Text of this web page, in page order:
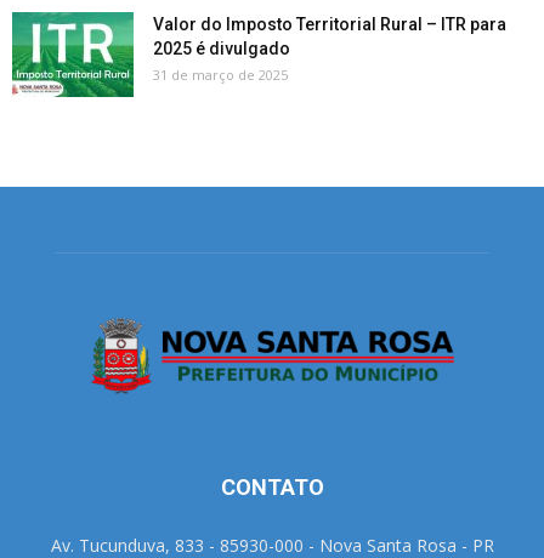
Valor do Imposto Territorial Rural – ITR para
2025 é divulgado
31 de março de 2025
CONTATO
Av. Tucunduva, 833 - 85930-000 - Nova Santa Rosa - PR